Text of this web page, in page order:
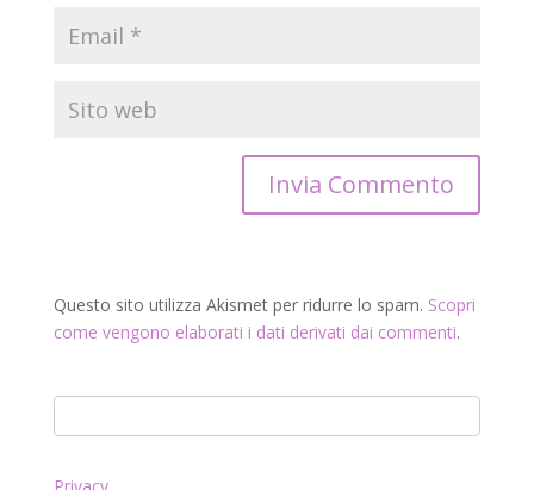
Questo sito utilizza Akismet per ridurre lo spam. Scopri
come vengono elaborati i dati derivati dai commenti.